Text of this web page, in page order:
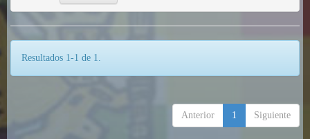
Resultados 1-1 de 1.
Anterior 1 Siguiente